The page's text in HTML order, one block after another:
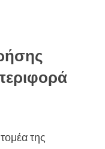
της